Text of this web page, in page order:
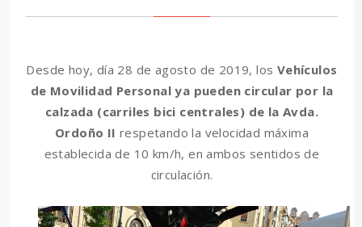
Desde hoy, día 28 de agosto de 2019, los Vehículos
de Movilidad Personal ya pueden circular por la
calzada (carriles bici centrales) de la Avda.
Ordoño II respetando la velocidad máxima
establecida de 10 km/h, en ambos sentidos de
circulación.